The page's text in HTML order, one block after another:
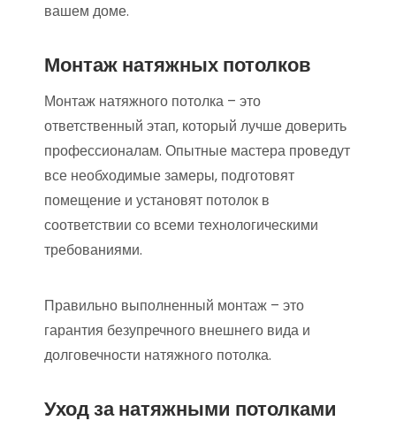
вашем доме.
Монтаж натяжных потолков
Монтаж натяжного потолка – это
ответственный этап‚ который лучше доверить
профессионалам. Опытные мастера проведут
все необходимые замеры‚ подготовят
помещение и установят потолок в
соответствии со всеми технологическими
требованиями.
Правильно выполненный монтаж – это
гарантия безупречного внешнего вида и
долговечности натяжного потолка.
Уход за натяжными потолками